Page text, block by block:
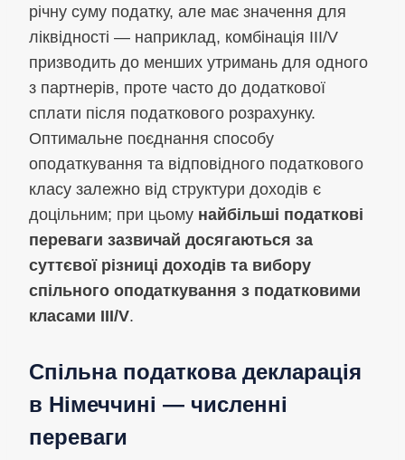
річну суму податку, але має значення для
ліквідності — наприклад, комбінація III/V
призводить до менших утримань для одного
з партнерів, проте часто до додаткової
сплати після податкового розрахунку.
Оптимальне поєднання способу
оподаткування та відповідного податкового
класу залежно від структури доходів є
доцільним; при цьому найбільші податкові
переваги зазвичай досягаються за
суттєвої різниці доходів та вибору
спільного оподаткування з податковими
класами III/V.
Спільна податкова декларація
в Німеччині — численні
переваги